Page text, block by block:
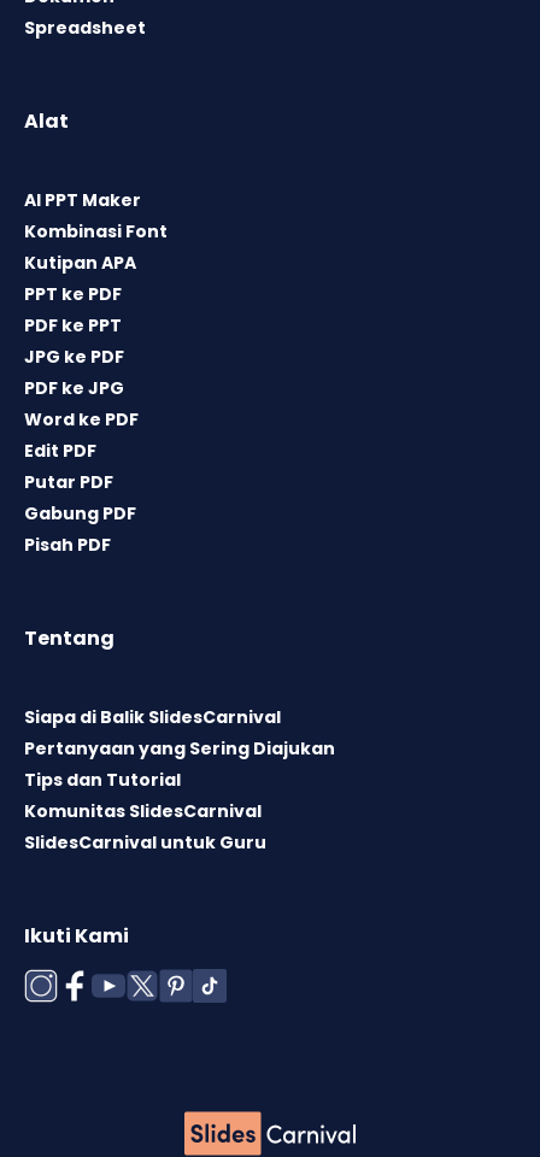
Spreadsheet
Alat
AI PPT Maker
Kombinasi Font
Kutipan APA
PPT ke PDF
PDF ke PPT
JPG ke PDF
PDF ke JPG
Word ke PDF
Edit PDF
Putar PDF
Gabung PDF
Pisah PDF
Tentang
Siapa di Balik SlidesCarnival
Pertanyaan yang Sering Diajukan
Tips dan Tutorial
Komunitas SlidesCarnival
SlidesCarnival untuk Guru
Ikuti Kami